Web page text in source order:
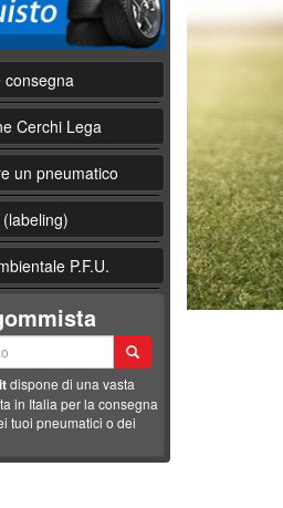
consegna
Cerchi Lega
un pneumatico
P.F.U.
dispone di una vasta
in Italia per la consegna
tuoi pneumatici o dei